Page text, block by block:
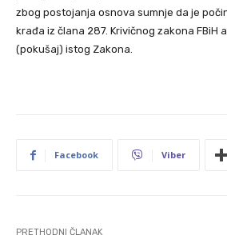
zbog postojanja osnova sumnje da je
krađa iz člana 287. Krivičnog zakona FBiH
(pokušaj) istog Zakona.
Facebook Viber
PRETHODNI ČLANAK